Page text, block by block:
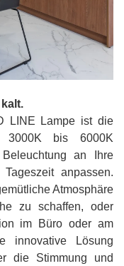
LINE Lampe ist die
3000K bis 6000K
an Ihre
anpassen.
Atmosphäre
zu schaffen, oder
im Büro oder am
innovative Lösung
die Stimmung und